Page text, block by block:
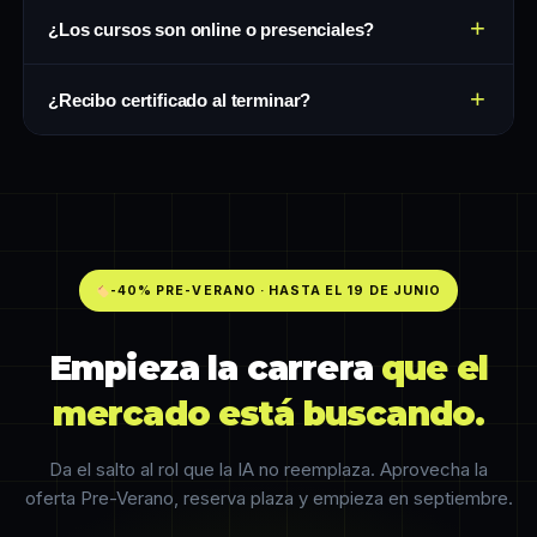
Si tu empresa dispone de crédito formativo, puedes
de la mitad del precio total. El papeleo lo gestionamos
¿Los cursos son online o presenciales? +
activo como docentes. Aprendes en tiempo real, sin
renunciar a la flexibilidad.
¿Recibo certificado al terminar? +
-40% PRE-VERANO · HASTA EL 19 DE JUNIO
Empieza la carrera que el
mercado está buscando.
Da el salto al rol que la IA no reemplaza. Aprovecha la
oferta Pre-Verano, reserva plaza y empieza en septiembre.